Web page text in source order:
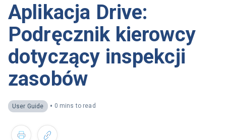
Aplikacja Drive:
Podręcznik kierowcy
dotyczący inspekcji
zasobów
User Guide • 0 mins to read